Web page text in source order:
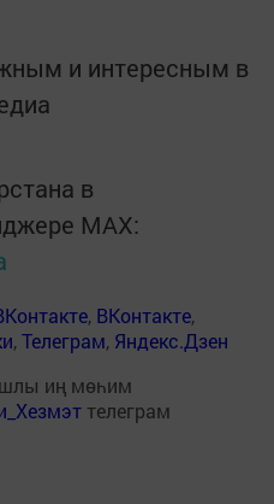
и интересным в
в
MАХ:
, ВКонтакте,
,Телеграм, Яндекс.Дзен
иң мөһим
телеграм